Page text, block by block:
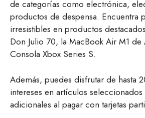
de categorías como electrónica,
productos de despensa. Encuentra
irresistibles en productos
Don Julio 70, la MacBook Air M1 de
Consola Xbox Series S.
Además, puedes disfrutar de hasta
intereses en artículos
adicionales al pagar con tarjetas